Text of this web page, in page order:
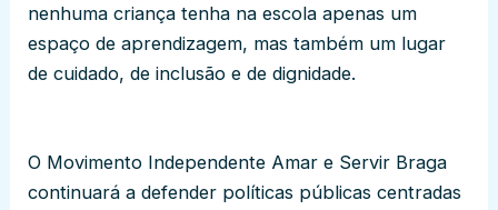
nenhuma criança tenha na escola apenas um
espaço de aprendizagem, mas também um lugar
de cuidado, de inclusão e de dignidade.
O Movimento Independente Amar e Servir Braga
continuará a defender políticas públicas centradas